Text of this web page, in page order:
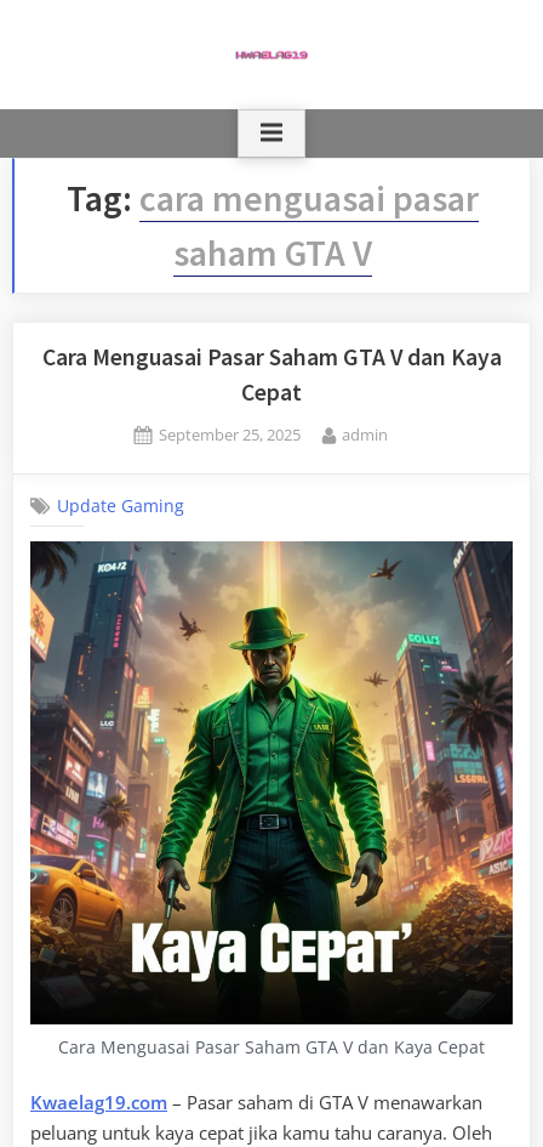
Tag: cara menguasai pasar
saham GTA V
Cara Menguasai Pasar Saham GTA V dan Kaya
Cepat
Posted
September 25, 2025 By
admin
Update Gaming
Cara Menguasai Pasar Saham GTA V dan Kaya Cepat
Kwaelag19.com – Pasar saham di GTA V menawarkan
peluang untuk kaya cepat jika kamu tahu caranya. Oleh